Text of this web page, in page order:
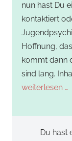
nun hast Du
kontaktiert
Hoffnung,
kommt dann
sind lang.
weiterlesen …
Du hast